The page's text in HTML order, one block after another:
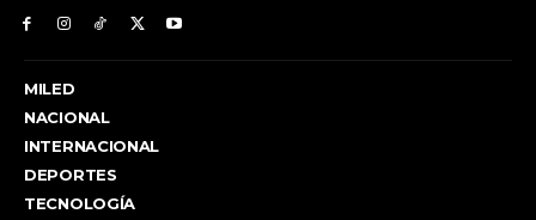
MILED
NACIONAL
INTERNACIONAL
DEPORTES
TECNOLOGÍA